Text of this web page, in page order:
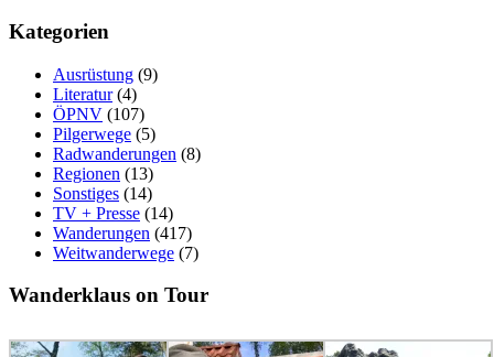
Kategorien
Ausrüstung (9)
Literatur(4)
ÖPNV (107)
Pilgerwege (5)
Radwanderungen (8)
Regionen (13)
Sonstiges (14)
TV + Presse (14)
Wanderungen (417)
Weitwanderwege (7)
Wanderklaus on Tour